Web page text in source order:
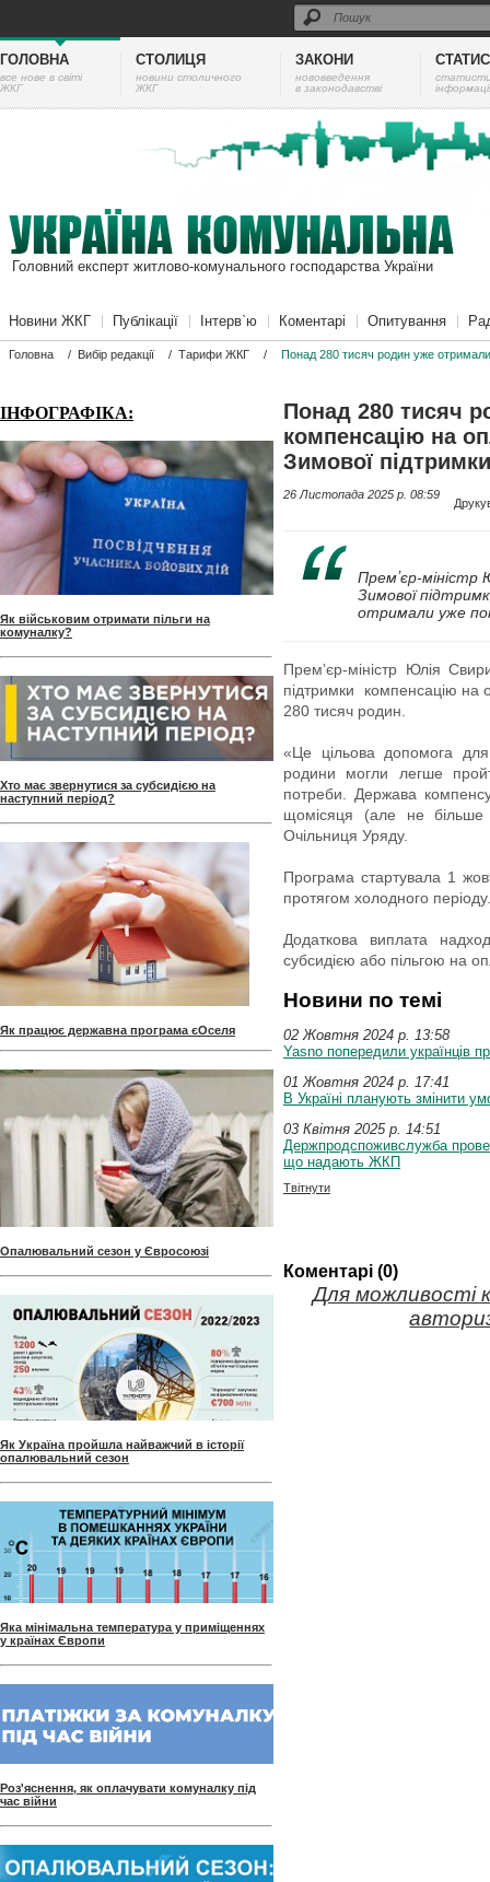
ГОЛОВНА
все нове в світі
ЖКГ
СТОЛИЦЯ
новини столичного
ЖКГ
ЗАКОНИ
нововведення
в законодавстві
Головний експерт житлово-комунального господарства України
Новини ЖКГ Публікації Інтерв`ю Коментарі Опитування
Головна / Вибір редакції / Тарифи ЖКГ / Понад 280 тисяч родин уже
ІНФОГРАФІКА:
Як військовим отримати пільги на
комуналку?
Хто має звернутися за субсидією на
наступний період?
Як працює державна програма єОселя
Опалювальний сезон у Євросоюзі
Як Україна пройшла найважчий в історії
опалювальний сезон
Яка мінімальна температура у приміщеннях
у країнах Європи
Роз'яснення, як оплачувати комуналку під
час війни
Понад 280 тисяч
компенсацію на
Зимової підтримки
26 Листопада 2025 p. 08:59
Премʼєр-міністр
Зимової
отримали уже
Премʼєр-міністр Юлія
підтримки компенсацію на
280 тисяч родин.
«Це цільова допомога
родини могли легше
потреби. Держава
щомісяця (але не більше
Очільниця Уряду.
Програма стартувала 1
протягом холодного періоду.
Додаткова виплата
субсидією або пільгою на
Новини по темі
02 Жовтня 2024 p. 13:58
Yasno попередили українців
01 Жовтня 2024 p. 17:41
В Україні планують змінити
03 Квітня 2025 p. 14:51
Держпродспоживслужба
що надають ЖКП
Твітнути
Коментарі (0)
Для можливості